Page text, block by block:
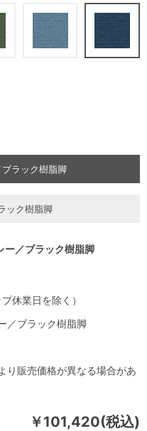
￥101,420(税込)
り販売価格が異なる場合があ
休業日を除く）
／ブラック樹脂脚
ラック樹脂脚
ック樹脂脚
ー／ブラック樹脂脚